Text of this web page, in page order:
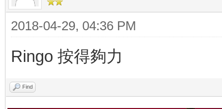
2018-04-29, 04:36 PM
Ringo 按得夠力
Find